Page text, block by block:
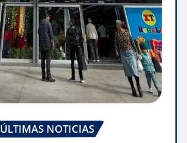
ÚLTIMAS NOTICIAS